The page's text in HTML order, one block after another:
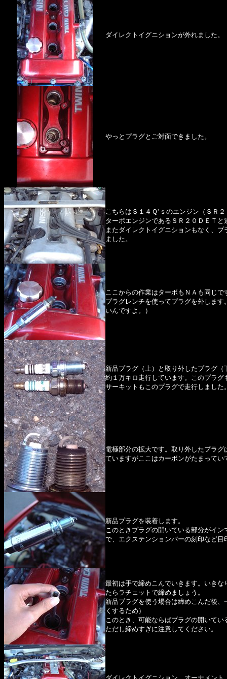
ダイレクトイグニションが外れました
やっとプラグとご対面できました。
こちらはＳ１４Ｑ’ｓのエンジン（ＳＲ
ターボエンジンであるＳＲ２０ＤＥＴ
またダイレクトイグニションもなく、
ました。
ここからの作業はターボもＮＡも同じで
プラグレンチを使ってプラグを外しま
いんですよ。）
新品プラグ（上）と取り外したプラグ（
約１万キロ走行しています。このプラグ
サーキットもこのプラグで走行しました
電極部分の拡大です。取り外したプラ
ていますがここはカーボンがたまってい
新品プラグを装着します。
このときプラグの開いている部分がイ
で、エクステンションバーの刻印など
最初は手で締めこんでいきます。いき
たらラチェットで締めましょう。
新品プラグを使う場合は締めこんだ後
くするため）
このとき、可能ならばプラグの開いて
ただし締めすぎに注意してください。